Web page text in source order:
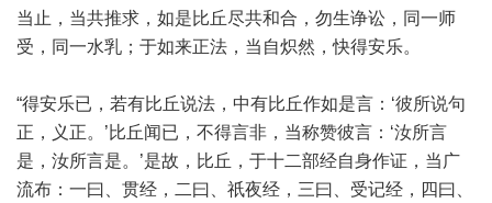
当止，当共推求，如是比丘尽共和合，勿生诤讼，同一师
受，同一水乳；于如来正法，当自炽然，快得安乐。
“得安乐已，若有比丘说法，中有比丘作如是言：‘彼所说句
正，义正。’比丘闻已，不得言非，当称赞彼言：‘汝所言
是，汝所言是。’是故，比丘，于十二部经自身作证，当广
流布：一曰、贯经，二曰、祇夜经，三曰、受记经，四曰、